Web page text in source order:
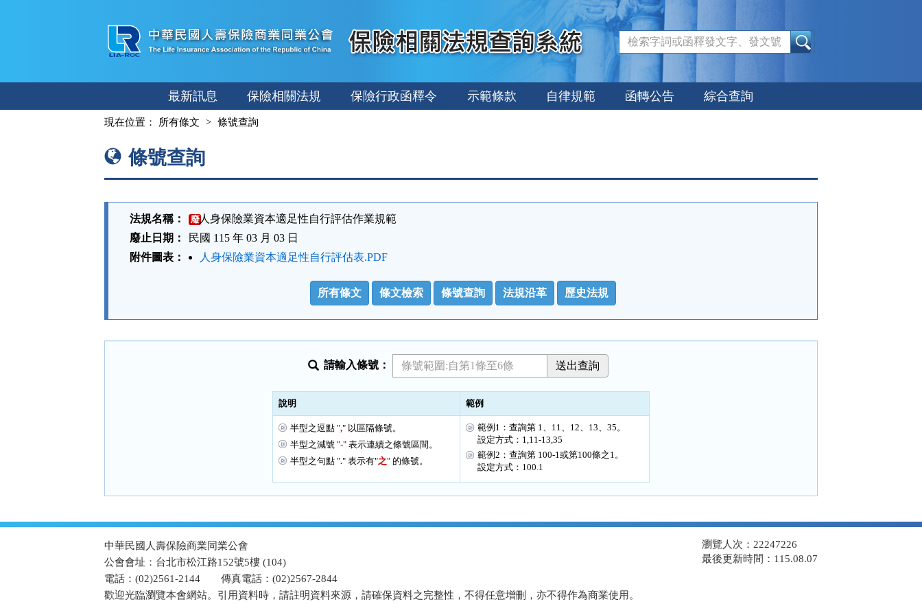
容
最新訊息 保險相關法規 保險行政函釋令 示範條款 自律規範 函轉公告 綜合查詢
現在位置： 所有條文 條號查詢
條號查詢
法規名稱： 廢人身保險業資本適足性自行評估作業規範
廢止日期：
民國 115 年 03 月 03 日
附件圖表：
人身保險業資本適足性自行評估表.PDF
能
所有條文 條文檢索 條號查詢 法規沿革 歷史法規
請輸入條號：
說明 範例
半型之逗點 "," 以區隔條號。
半型之減號 "-" 表示連續之條號區間。
半型之句點 "." 表示有"之" 的條號。
範例1：查詢第 1、11、12、13、35。
設定方式：1,11-13,35
範例2：查詢第 100-1或第100條之1。
設定方式：100.1
中華民國人壽保險商業同業公會
公會會址：台北市松江路152號5樓 (104)
電話：(02)2561-2144
傳真電話：(02)2567-2844
歡迎光臨瀏覽本會網站。引用資料時，請註明資料來源，請確保資料之完整性，不得任意增刪，亦不得作為商業使用。
瀏覽人次：22247226
最後更新時間：115.08.07